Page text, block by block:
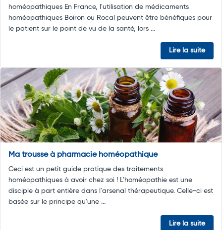
homéopathiques En France, l'utilisation de médicaments
homéopathiques Boiron ou Rocal peuvent être bénéfiques pour
le patient sur le point de vu de la santé, lors ...
Lire la suite
Ma trousse à pharmacie homéopathique
Ceci est un petit guide pratique des traitements
homéopathiques à avoir chez soi ! L'homéopathie est une
disciple à part entière dans l'arsenal thérapeutique. Celle-ci est
basée sur le principe qu'une ...
Lire la suite